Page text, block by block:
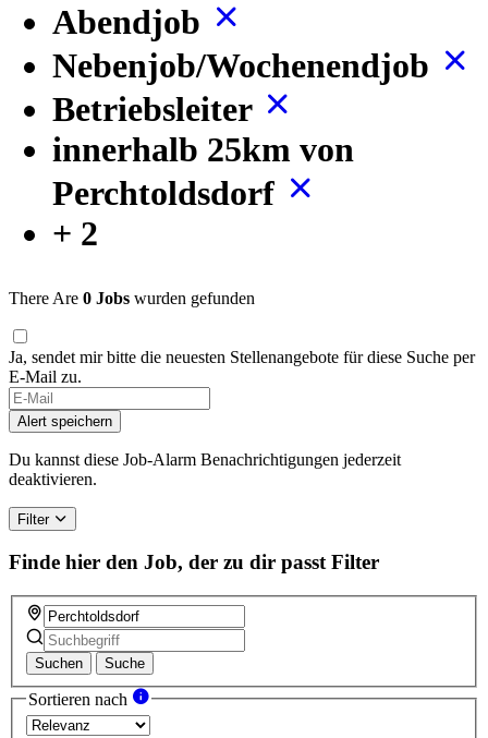
Abendjob
Nebenjob/Wochenendjob
Betriebsleiter
innerhalb 25km von
Perchtoldsdorf
+ 2
There Are 0 Jobs wurden gefunden
Ja, sendet mir bitte die neuesten Stellenangebote für diese Suche per
E-Mail zu.
Alert speichern
Du kannst diese Job-Alarm Benachrichtigungen jederzeit
deaktivieren.
Filter
Finde hier den Job, der zu dir passt Filter
Suchen Suche
Sortieren nach